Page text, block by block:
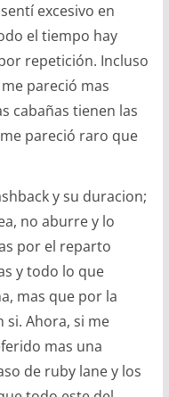
excesivo en
el tiempo hay
repetición. Incluso
pareció mas
cabañas tienen las
pareció raro que
y su duracion;
no aburre y lo
por el reparto
y todo lo que
mas que por la
si. Ahora, si me
mas una
de ruby lane y los